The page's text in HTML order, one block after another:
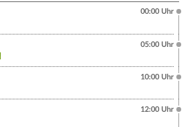
00:00 Uhr
05:00 Uhr
10:00 Uhr
12:00 Uhr